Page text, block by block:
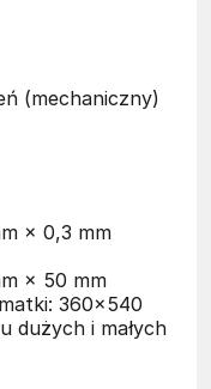
(mechaniczny)
× 0,3 mm
× 50 mm
360×540
dużych i małych